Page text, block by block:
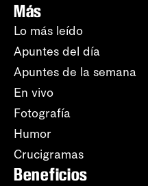
Más
Lo más leído
Apuntes del día
Apuntes de la semana
En vivo
Fotografía
Humor
Crucigramas
Beneficios